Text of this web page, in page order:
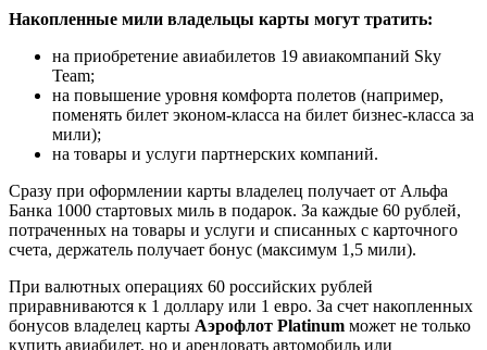
Накопленные мили владельцы карты могут тратить:
на приобретение авиабилетов 19 авиакомпаний Sky
Team;
на повышение уровня комфорта полетов (например,
поменять билет эконом-класса на билет бизнес-класса за
мили);
на товары и услуги партнерских компаний.
Сразу при оформлении карты владелец получает от Альфа
Банка 1000 стартовых миль в подарок. За каждые 60 рублей,
потраченных на товары и услуги и списанных с карточного
счета, держатель получает бонус (максимум 1,5 мили).
При валютных операциях 60 российских рублей
приравниваются к 1 доллару или 1 евро. За счет накопленных
бонусов владелец карты Аэрофлот Platinum может не только
купить авиабилет, но и арендовать автомобиль или